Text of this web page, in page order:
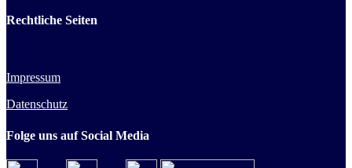
Rechtliche Seiten
Impressum
Datenschutz
Folge uns auf Social Media